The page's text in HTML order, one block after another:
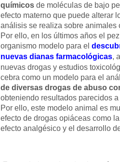
químicos de moléculas de bajo
efecto materno que puede alterar
análisis se realiza sobre animales
Por ello, en los últimos años el
organismo modelo para el
nuevas dianas farmacológicas,
nuevas drogas y estudios
cebra como un modelo para el
de diversas drogas de abuso
obteniendo resultados parecidos
Por ello, este modelo animal es
efecto de drogas opiáceas como
efecto analgésico y el desarrollo